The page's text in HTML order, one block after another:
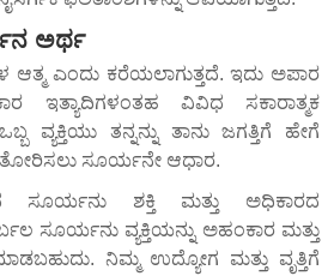
ಅರ್ಥ
ಆತ್ಮ ಎಂದು ಕರೆಯಲಾಗುತ್ತದೆ. ಇದು ಅಪಾರ
ಇತ್ಯಾದಿಗಳಂತಹ ವಿವಿಧ ಸಕಾರಾತ್ಮಕ
ವ್ಯಕ್ತಿಯು ತನ್ನನ್ನು ತಾನು ಜಗತ್ತಿಗೆ ಹೇಗೆ
ತೋರಿಸಲು ಸೂರ್ಯನೇ ಆಧಾರ.
ಸೂರ್ಯನು ಶಕ್ತಿ ಮತ್ತು ಅಧಿಕಾರದ
ಸೂರ್ಯನು ವ್ಯಕ್ತಿಯನ್ನು ಅಹಂಕಾರ ಮತ್ತು
ನಿಮ್ಮ ಉದ್ಯೋಗ ಮತ್ತು ವೃತ್ತಿಗೆ